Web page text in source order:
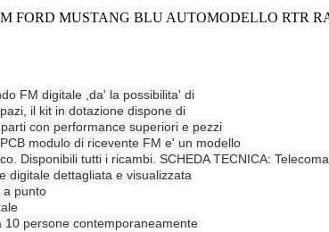
FORD MUSTANG BLU AUTOMODELLO RTR
FM digitale ,da' la possibilita' di
il kit in dotazione dispone di
con performance superiori e pezzi
modulo di ricevente FM e' un modello
Disponibili tutti i ricambi. SCHEDA TECNICA:
digitale dettagliata e visualizzata
a punto
10 persone contemporaneamente